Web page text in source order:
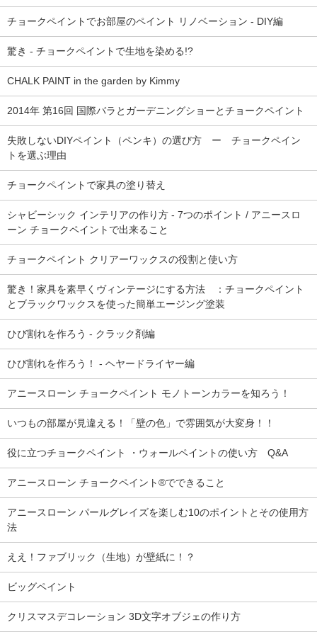
チョークペイントでお部屋のペイント リノベーション - DIY編
驚き - チョークペイントで生地を染める!?
CHALK PAINT in the garden by Kimmy
2014年 第16回 国際バラとガーデニングショーとチョークペイント
失敗しないDIYペイント（ペンキ）の選び方 ー チョークペイン
トを選ぶ理由
チョークペイントで家具の塗り替え
シャビーシック インテリアの作り方 - 7つのポイント / アニースロ
ーン チョークペイントで出来ること
チョークペイント クリアーワックスの役割と使い方
驚き！家具を素早くヴィンテージにする方法 ：チョークペイント
とブラックワックスを使った簡単エージング塗装
ひび割れを作ろう - クラック剤編
ひび割れを作ろう！ - ヘヤードライヤー編
アニースローン チョークペイント モノトーンカラーを知ろう！
いつもの部屋が見違える！「壁の色」で雰囲気が大変身！！
役に立つチョークペイント ・ウォールペイントの使い方 Q&A
アニースローン チョークペイント®でできること
アニースローン パールグレイズを楽しむ10のポイントとその使用方
法
ええ！ファブリック（生地）が壁紙に！？
ビッグペイント
クリスマスデコレーション 3D文字オブジェの作り方